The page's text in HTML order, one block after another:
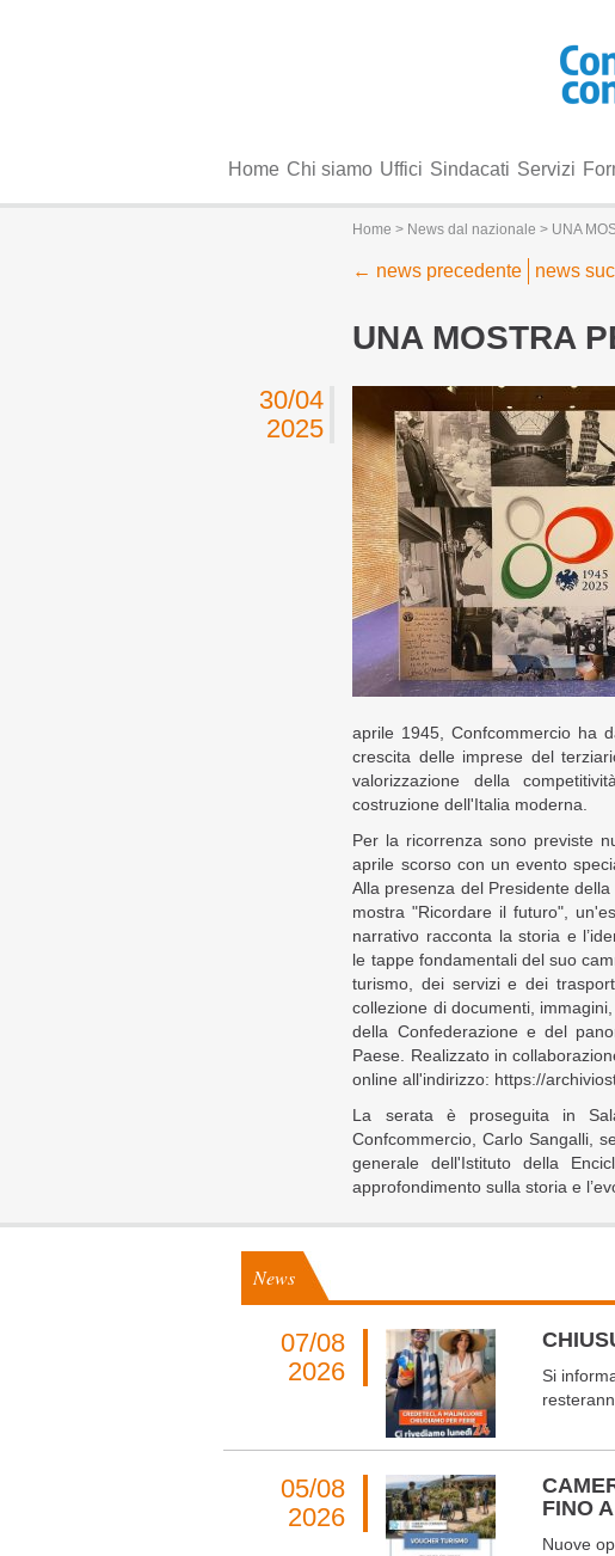
Home Chi siamo Uffici Sindacati Servizi
Home > News dal nazionale > UNA
← news precedente news
UNA MOSTRA
30/04
2025
aprile 1945, Confcommercio ha
crescita delle imprese del
valorizzazione della
costruzione dell'Italia moderna.
Per la ricorrenza sono previste
aprile scorso con un evento
Alla presenza del Presidente
mostra "Ricordare il futuro",
narrativo racconta la storia e
le tappe fondamentali del suo
turismo, dei servizi e dei
collezione di documenti,
della Confederazione e del
Paese. Realizzato in
online all'indirizzo: https://
La serata è proseguita in
Confcommercio, Carlo Sangalli,
generale dell'Istituto della
approfondimento sulla storia e
News
07/08
2026
Si
05/08
2026
FINO
Nuove